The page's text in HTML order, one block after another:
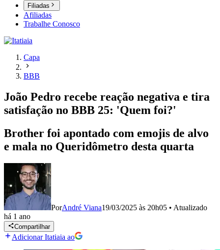
Filiadas
Afiliadas
Trabalhe Conosco
Capa
BBB
João Pedro recebe reação negativa e tira
satisfação no BBB 25: 'Quem foi?'
Brother foi apontado com emojis de alvo
e mala no Queridômetro desta quarta
PorAndré Viana19/03/2025 às 20h05 • Atualizado
há 1 ano
Compartilhar
Adicionar Itatiaia ao